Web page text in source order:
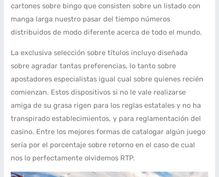
cartones sobre bingo que consisten sobre un listado con
manga larga nuestro pasar del tiempo números
distribuidos de modo diferente acerca de todo el mundo.
La exclusiva selección sobre títulos incluyo diseñada
sobre agradar tantas preferencias, lo tanto sobre
apostadores especialistas igual cual sobre quienes recién
comienzan. Estos dispositivos si no le vale realizarse
amiga de su grasa rigen para los reglas estatales y no ha
transpirado establecimientos, y para reglamentación del
casino. Entre los mejores formas de catalogar algún juego
serí­a por el porcentaje sobre retorno en el caso de cual
nos lo perfectamente olvidemos RTP.